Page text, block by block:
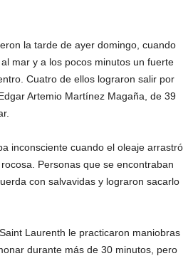
la tarde de ayer domingo, cuando
mar y a los pocos minutos un fuerte
Cuatro de ellos lograron salir por
Artemio Martínez Magaña, de 39
inconsciente cuando el oleaje arrastró
Personas que se encontraban
con salvavidas y lograron sacarlo
Laurenth le practicaron maniobras
durante más de 30 minutos, pero